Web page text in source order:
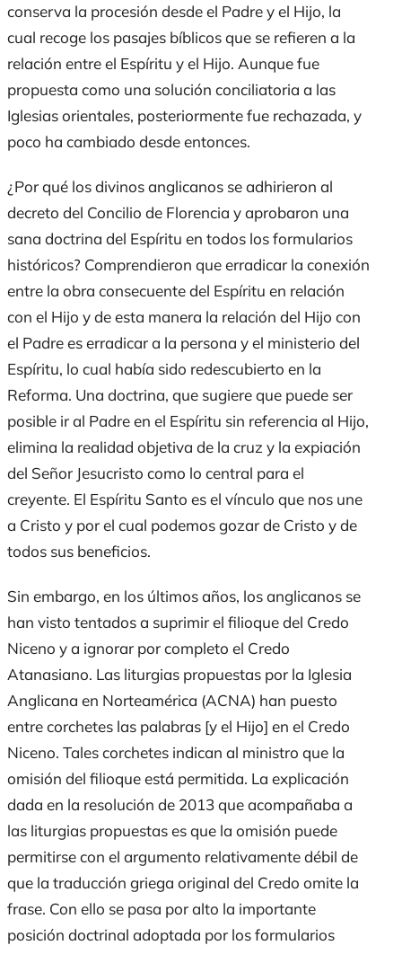
conserva la procesión desde el Padre y el Hijo, la
cual recoge los pasajes bíblicos que se refieren a la
relación entre el Espíritu y el Hijo. Aunque fue
propuesta como una solución conciliatoria a las
Iglesias orientales, posteriormente fue rechazada, y
poco ha cambiado desde entonces.
¿Por qué los divinos anglicanos se adhirieron al
decreto del Concilio de Florencia y aprobaron una
sana doctrina del Espíritu en todos los formularios
históricos? Comprendieron que erradicar la conexión
entre la obra consecuente del Espíritu en relación
con el Hijo y de esta manera la relación del Hijo con
el Padre es erradicar a la persona y el ministerio del
Espíritu, lo cual había sido redescubierto en la
Reforma. Una doctrina, que sugiere que puede ser
posible ir al Padre en el Espíritu sin referencia al Hijo,
elimina la realidad objetiva de la cruz y la expiación
del Señor Jesucristo como lo central para el
creyente. El Espíritu Santo es el vínculo que nos une
a Cristo y por el cual podemos gozar de Cristo y de
todos sus beneficios.
Sin embargo, en los últimos años, los anglicanos se
han visto tentados a suprimir el filioque del Credo
Niceno y a ignorar por completo el Credo
Atanasiano. Las liturgias propuestas por la Iglesia
Anglicana en Norteamérica (ACNA) han puesto
entre corchetes las palabras [y el Hijo] en el Credo
Niceno. Tales corchetes indican al ministro que la
omisión del filioque está permitida. La explicación
dada en la resolución de 2013 que acompañaba a
las liturgias propuestas es que la omisión puede
permitirse con el argumento relativamente débil de
que la traducción griega original del Credo omite la
frase. Con ello se pasa por alto la importante
posición doctrinal adoptada por los formularios